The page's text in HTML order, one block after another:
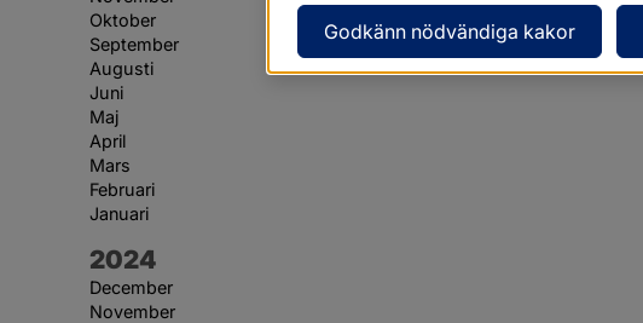
Oktober
September
Augusti
Juni
Maj
April
Mars
Februari
Januari
År:
2024
December
November
Godkänn nödvändiga kakor